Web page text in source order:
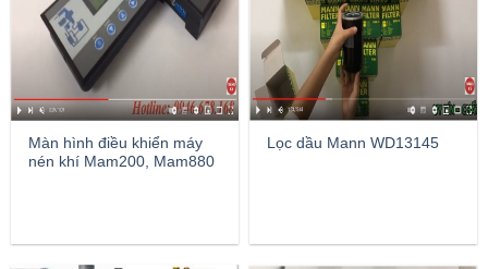
Màn hình điều khiển máy
nén khí Mam200, Mam880
Lọc dầu Mann WD13145